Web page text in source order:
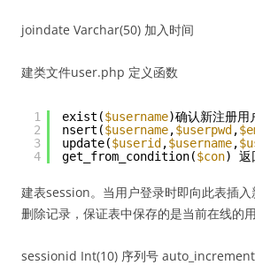
joindate Varchar(50) 加入时间
建类文件user.php 定义函数
1
2
3
4
exist($username)确认新注册用
nsert($username,$userpwd ,
update($userid ,$username,
get_from_condition($con) 返
建表session。当用户登录时即向此表插
删除记录，保证表中保存的是当前在线的用
sessionid Int(10) 序列号